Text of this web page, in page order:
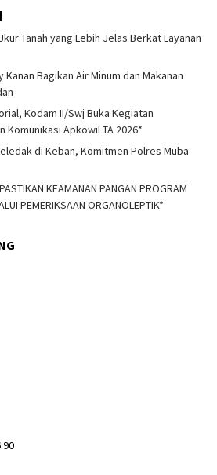
Tanah yang Lebih Jelas Berkat Layanan
Bagikan Air Minum dan Makanan
Kodam II/Swj Buka Kegiatan
Komunikasi Apkowil TA 2026*
di Keban, Komitmen Polres Muba
KEAMANAN PANGAN PROGRAM
PEMERIKSAAN ORGANOLEPTIK*